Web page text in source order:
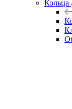
Кольца